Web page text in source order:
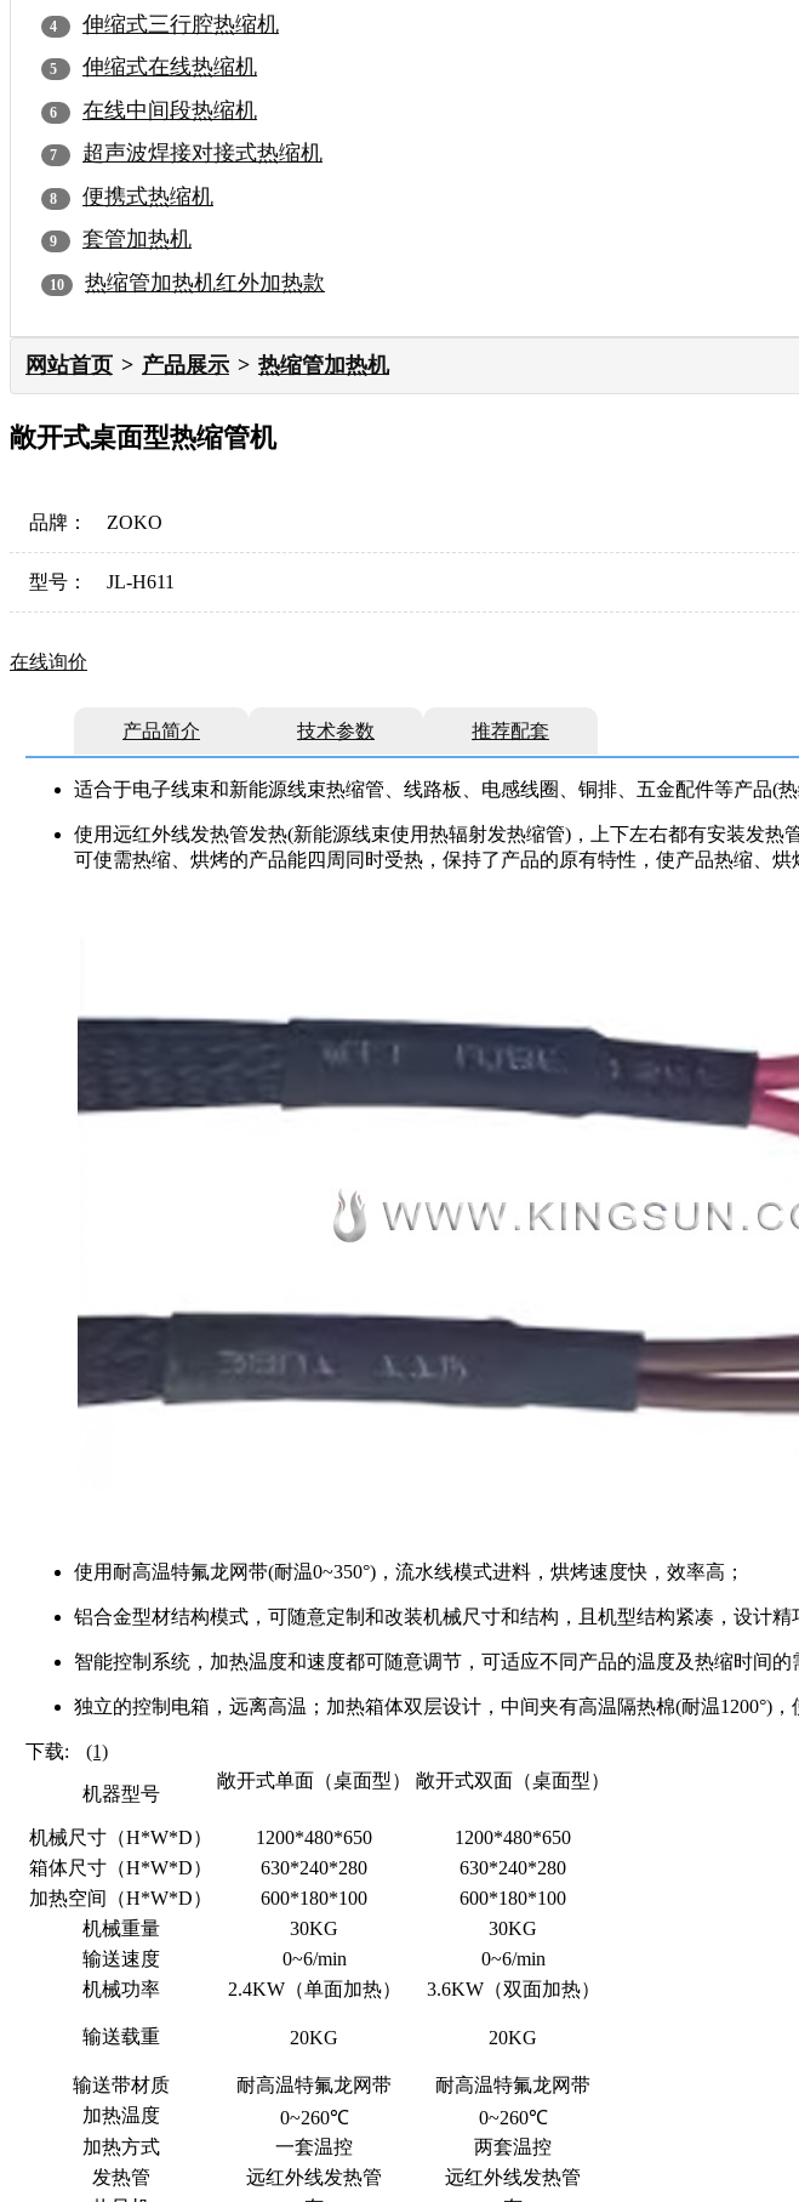
伸缩式三行腔热缩机
伸缩式在线热缩机
在线中间段热缩机
超声波焊接对接式热缩机
便携式热缩机
套管加热机
热缩管加热机红外加热款
网站首页 产品展示 热缩管加热机
敞开式桌面型热缩管机
品牌： ZOKO
型号： JL-H611
在线询价
产品简介 技术参数 推荐配套
适合于电子线束和新能源线束热缩管、线路板、电感线圈、铜排、五金配件等产品(
使用远红外线发热管发热(新能源线束使用热辐射发热缩管)，上下左右都有安装发
可使需热缩、烘烤的产品能四周同时受热，保持了产品的原有特性，使产品热缩、烘
使用耐高温特氟龙网带(耐温0~350°)，流水线模式进料，烘烤速度快，效率高；
铝合金型材结构模式，可随意定制和改装机械尺寸和结构，且机型结构紧凑，设计
智能控制系统，加热温度和速度都可随意调节，可适应不同产品的温度及热缩时间的
独立的控制电箱，远离高温；加热箱体双层设计，中间夹有高温隔热棉(耐温1200°)
下载: (1)
机器型号
敞开式单面（桌面型） 敞开式双面（桌面型）
机械尺寸（H*W*D） 1200*480*650
1200*480*650
箱体尺寸（H*W*D）
630*240*280
630*240*280
加热空间（H*W*D）
600*180*100
600*180*100
机械重量
30KG
30KG
输送速度
0~6/min
0~6/min
机械功率
2.4KW（单面加热） 3.6KW（双面加热）
输送载重 20KG 20KG
输送带材质 耐高温特氟龙网带
耐高温特氟龙网带
加热温度
0~260℃
0~260℃
加热方式
一套温控
两套温控
发热管
远红外线发热管
远红外线发热管